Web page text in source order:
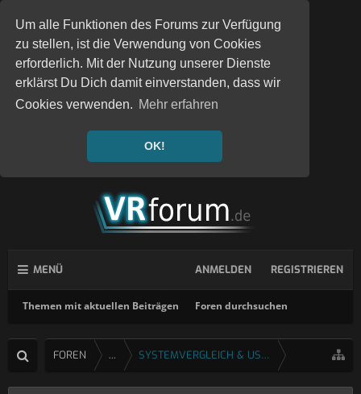
Um alle Funktionen des Forums zur Verfügung
zu stellen, ist die Verwendung von Cookies
erforderlich. Mit der Nutzung unserer Dienste
erklärst Du Dich damit einverstanden, dass wir
Cookies verwenden. Mehr erfahren
OK!
MENÜ
Themen mit aktuellen Beiträgen Foren durchsuchen
ANMELDEN REGISTRIEREN
FOREN ... SYSTEMVERGLEICH & USERTESTS